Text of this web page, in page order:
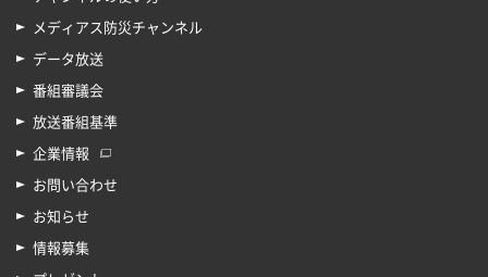
メディアス防災チャンネル
データ放送
番組審議会
放送番組基準
企業情報
お問い合わせ
お知らせ
情報募集